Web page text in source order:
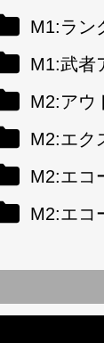
M1:ラン
M1:武者
M2:アウ
M2:エク
M2:エコ
M2:エコ